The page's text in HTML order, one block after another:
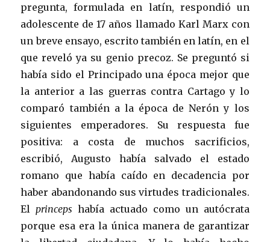
pregunta, formulada en latín, respondió un
adolescente de 17 años llamado Karl Marx con
un breve ensayo, escrito también en latín, en el
que reveló ya su genio precoz. Se preguntó si
había sido el Principado una época mejor que
la anterior a las guerras contra Cartago y lo
comparó también a la época de Nerón y los
siguientes emperadores. Su respuesta fue
positiva: a costa de muchos sacrificios,
escribió, Augusto había salvado el estado
romano que había caído en decadencia por
haber abandonando sus virtudes tradicionales.
Elprinceps había actuado como un autócrata
porque esa era la única manera de garantizar